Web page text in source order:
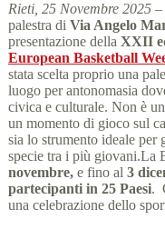
Rieti, 25 Novembre 2025 –
palestra di Via Angelo
presentazione della XXII
European Basketball
stata scelta proprio una
luogo per antonomasia
civica e culturale. Non è
un momento di gioco sul
sia lo strumento ideale per
specie tra i più giovani.La
novembre, e fino al 3
partecipanti in 25 Paesi.
una celebrazione dello